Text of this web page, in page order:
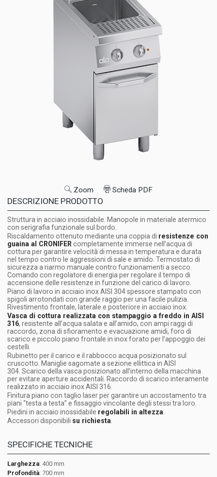
Zoom Scheda PDF
DESCRIZIONE PRODOTTO
Struttura in acciaio inossidabile. Manopole in materiale atermico
con serigrafia funzionale sul bordo.
Riscaldamento ottenuto mediante una coppia di resistenze con
guaina al CRONIFER completamente immerse nell’acqua di
cottura per garantire velocità di messa in temperatura e durata
nel tempo contro le aggressioni di sale e amido. Termostato di
sicurezza a riarmo manuale contro funzionamenti a secco.
Comando con regolatore di energia per regolare il tempo di
accensione delle resistenze in funzione del carico di lavoro.
Piano di lavoro in acciaio inox AISI 304 spessore stampato con
spigoli arrotondati con grande raggio per una facile pulizia.
Rivestimento frontale, laterale e posteriore in acciaio inox.
Vasca di cottura realizzata con stampaggio a freddo in AISI
316, resistente all’acqua salata e all’amido, con ampi raggi di
raccordo, zona di sfioramento e evacuazione amidi, foro di
scarico e piccolo piano frontale in inox forato per l’appoggio dei
cestelli.
Rubinetto per il carico e il rabbocco acqua posizionato sul
cruscotto. Maniglie sagomate a sezione ellittica in AISI
304. Scarico della vasca posizionato all’interno della macchina
per evitare aperture accidentali. Raccordo di scarico interamente
realizzato in acciaio inox AISI 316.
Finitura piano con taglio laser per garantire un accostamento tra
piani “testa a testa” e fissaggio vincolante degli stessi tra loro.
Piedini in acciaio inossidabile regolabili in altezza
Accessori disponibili su richiesta
SPECIFICHE TECNICHE
Larghezza: 400 mm
Profondità: 700 mm